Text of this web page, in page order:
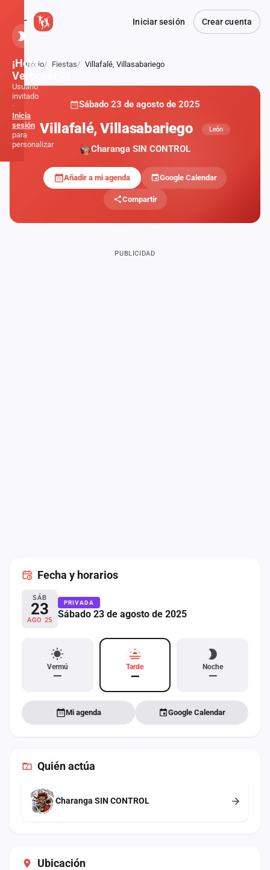
Iniciar sesión Crear cuenta
Atrás
Inicio Fiestas Villafalé, Villasabariego
Sábado 23 de agosto de 2025
Villafalé, Villasabariego León
Charanga SIN CONTROL
Añadir a mi agenda Google Calendar
Compartir
Ubicación
PUBLICIDAD
Fecha y horarios
SÁB
23
AGO 25
PRIVADA
Sábado 23 de agosto de 2025
Vermú
—
Tarde
—
Noche
—
Mi agenda Google Calendar
Quién actúa
Charanga SIN CONTROL
¡Hola,
Verbener@!
Usuario
invitado
·
Inicia
sesión
para
personalizar
Administración
Contacto